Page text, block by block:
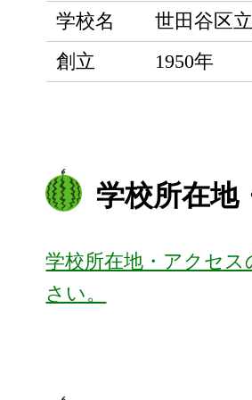
学校名
世田谷区
創立
1950年
学校所在地
学校所在地・アクセ
さい。